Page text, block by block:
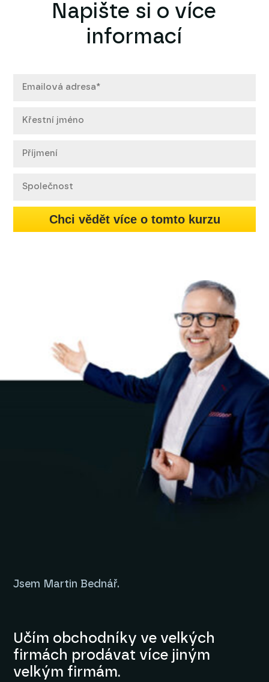
Napište si o více
informací
Chci vědět více o tomto kurzu
Jsem Martin Bednář.
Učím obchodníky ve velkých
firmách prodávat více jiným
velkým firmám.